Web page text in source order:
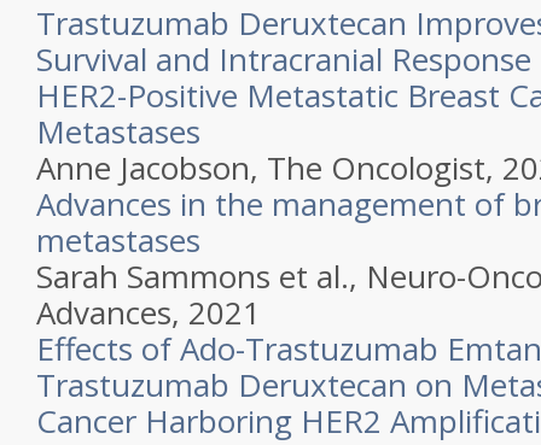
Trastuzumab Deruxtecan
Survival and Intracranial
HER2-Positive Metastatic Breast
Metastases
Anne Jacobson, The Oncologist,
Advances in the management of
metastases
Sarah Sammons et al., Neuro-
Advances, 2021
Effects of Ado-Trastuzumab
Trastuzumab Deruxtecan on
Cancer Harboring HER2